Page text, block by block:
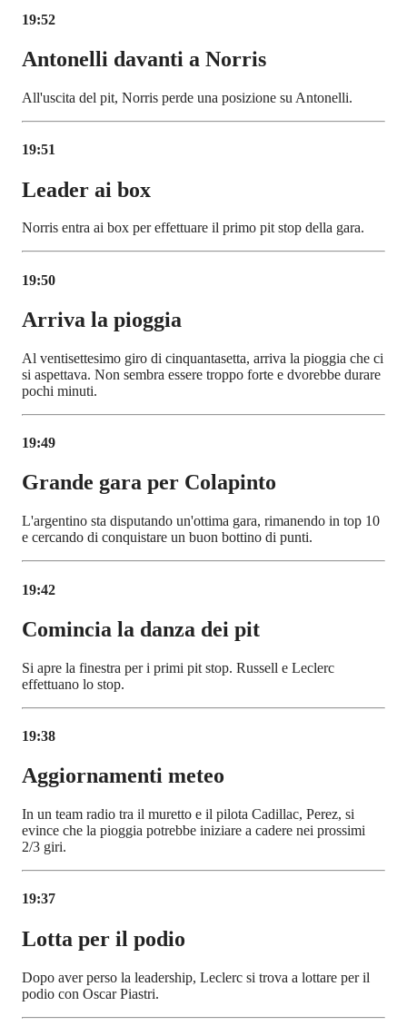
19:52
Antonelli davanti a Norris
All'uscita del pit, Norris perde una posizione su Antonelli.
19:51
Leader ai box
Norris entra ai box per effettuare il primo pit stop della gara.
19:50
Arriva la pioggia
Al ventisettesimo giro di cinquantasetta, arriva la pioggia che ci
si aspettava. Non sembra essere troppo forte e dvorebbe durare
pochi minuti.
19:49
Grande gara per Colapinto
L'argentino sta disputando un'ottima gara, rimanendo in top 10
e cercando di conquistare un buon bottino di punti.
19:42
Comincia la danza dei pit
Si apre la finestra per i primi pit stop. Russell e Leclerc
effettuano lo stop.
19:38
Aggiornamenti meteo
In un team radio tra il muretto e il pilota Cadillac, Perez, si
evince che la pioggia potrebbe iniziare a cadere nei prossimi
2/3 giri.
19:37
Lotta per il podio
Dopo aver perso la leadership, Leclerc si trova a lottare per il
podio con Oscar Piastri.